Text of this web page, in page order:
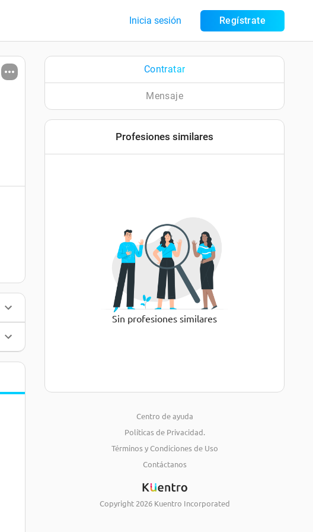
Inicia sesión Regístrate
Contratar
Mensaje
Profesiones similares
Sin profesiones similares
Centro de ayuda
Políticas de Privacidad.
Términos y Condiciones de Uso
Contáctanos
Copyright 2026 Kuentro Incorporated